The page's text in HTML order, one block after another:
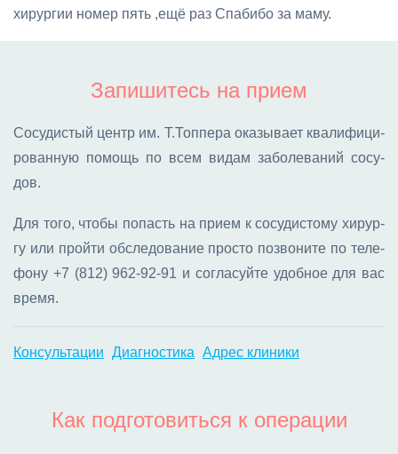
хи­рур­гии но­мер пять ,ещё раз Спа­бибо за ма­му.
Запишитесь на прием
Со­су­ди­стый центр им. Т.Топ­пе­ра ока­зы­ва­ет ква­ли­фи­ци­
ро­ван­ную по­мощь по всем ви­дам за­бо­ле­ва­ний со­су­
дов.
Для то­го, что­бы по­пасть на при­ем к со­су­ди­сто­му хи­рур­
гу или прой­ти об­сле­до­ва­ние про­сто по­зво­ни­те по те­ле­
фо­ну +7 (812) 962-92-91 и со­гла­суй­те удоб­ное для вас
вре­мя.
Консультации Диагностика Адрес клиники
Как подготовиться к операции